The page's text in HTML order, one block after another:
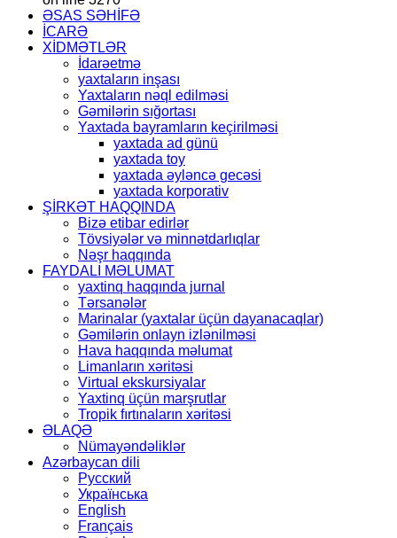
ƏSAS SƏHİFƏ
İCARƏ
XİDMƏTLƏR
İdarəetmə
yaxtaların inşası
Yaxtaların nəql edilməsi
Gəmilərin sığortası
Yaxtada bayramların keçirilməsi
yaxtada ad günü
yaxtada toy
yaxtada əyləncə gecəsi
yaxtada korporativ
ŞİRKƏT HAQQINDA
Bizə etibar edirlər
Tövsiyələr və minnətdarlıqlar
Nəşr haqqında
FAYDALI MƏLUMAT
yaxtinq haqqında jurnal
Tərsanələr
Marinalar (yaxtalar üçün dayanacaqlar)
Gəmilərin onlayn izlənilməsi
Hava haqqında məlumat
Limanların xəritəsi
Virtual ekskursiyalar
Yaxtinq üçün marşrutlar
Tropik fırtınaların xəritəsi
ƏLAQƏ
Nümayəndəliklər
Azərbaycan dili
Русский
Українська
English
Français